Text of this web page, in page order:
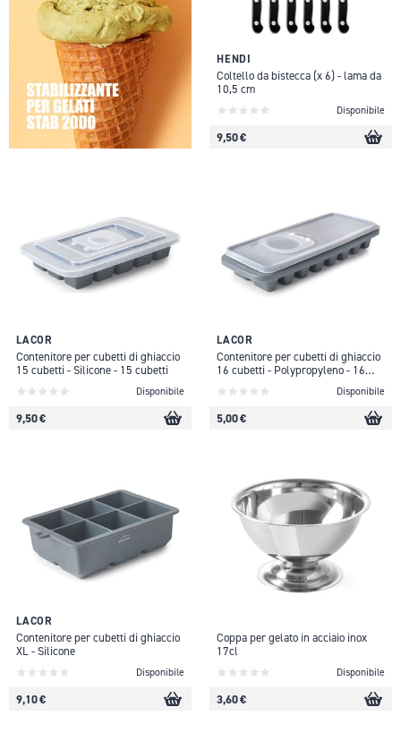
HENDI
Coltello da bistecca (x 6) - lama da
10,5 cm
Disponibile
9,50 €
LACOR
Contenitore per cubetti di ghiaccio
15 cubetti - Silicone - 15 cubetti
Disponibile
9,50 €
LACOR
Contenitore per cubetti di ghiaccio
16 cubetti - Polypropyleno - 16
Disponibile
5,00 €
LACOR
Contenitore per cubetti di ghiaccio
XL - Silicone
Disponibile
9,10 €
Coppa per gelato in acciaio inox
17cl
Disponibile
3,60 €